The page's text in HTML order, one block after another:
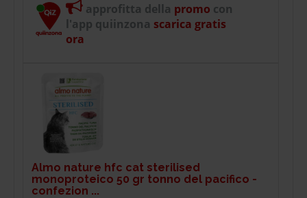
approfitta della promo con
l'app quiinzona scarica gratis
ora
Almo nature hfc cat sterilised
monoproteico 50 gr tonno del pacifico -
confezion ...